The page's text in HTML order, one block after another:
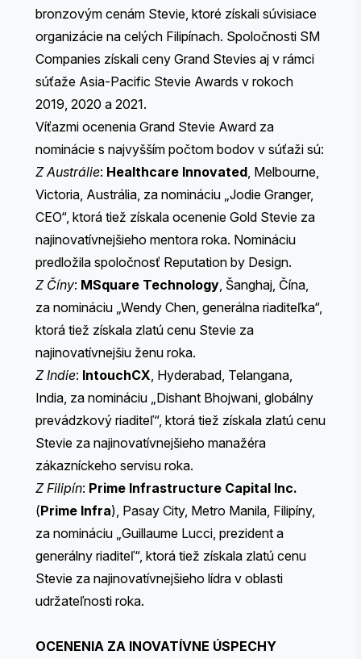
bronzovým cenám Stevie, ktoré získali súvisiace
organizácie na celých Filipínach. Spoločnosti SM
Companies získali ceny Grand Stevies aj v rámci
súťaže Asia-Pacific Stevie Awards v rokoch
2019, 2020 a 2021.
Víťazmi ocenenia Grand Stevie Award za
nominácie s najvyšším počtom bodov v súťaži sú:
Z Austrálie: Healthcare Innovated , Melbourne,
Victoria, Austrália, za nomináciu „Jodie Granger,
CEO“, ktorá tiež získala ocenenie Gold Stevie za
najinovatívnejšieho mentora roka. Nomináciu
predložila spoločnosť Reputation by Design.
Z Číny: MSquare Technology , Šanghaj, Čína,
za nomináciu „Wendy Chen, generálna riaditeľka“,
ktorá tiež získala zlatú cenu Stevie za
najinovatívnejšiu ženu roka.
Z Indie: IntouchCX , Hyderabad, Telangana,
India, za nomináciu „Dishant Bhojwani, globálny
prevádzkový riaditeľ“, ktorá tiež získala zlatú cenu
Stevie za najinovatívnejšieho manažéra
zákazníckeho servisu roka.
Z Filipín: Prime Infrastructure Capital Inc.
(Prime Infra), Pasay City, Metro Manila, Filipíny,
za nomináciu „Guillaume Lucci, prezident a
generálny riaditeľ“, ktorá tiež získala zlatú cenu
Stevie za najinovatívnejšieho lídra v oblasti
udržateľnosti roka.
OCENENIA ZA INOVATÍVNE ÚSPECHY